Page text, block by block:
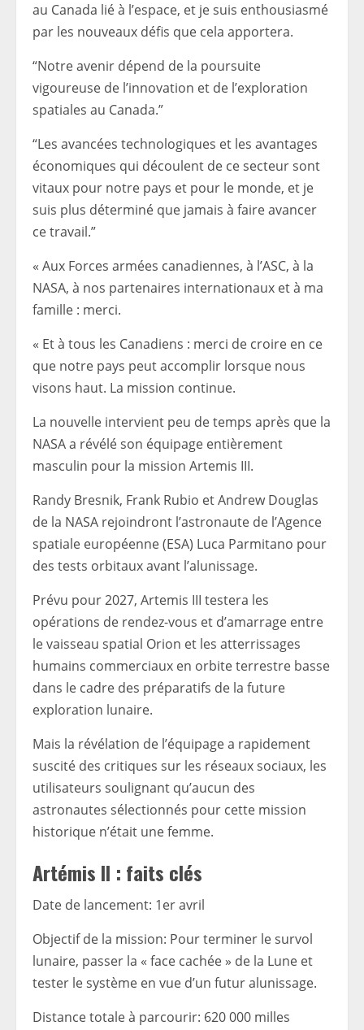
au Canada lié à l’espace, et je suis enthousiasmé
par les nouveaux défis que cela apportera.
“Notre avenir dépend de la poursuite
vigoureuse de l’innovation et de l’exploration
spatiales au Canada.”
“Les avancées technologiques et les avantages
économiques qui découlent de ce secteur sont
vitaux pour notre pays et pour le monde, et je
suis plus déterminé que jamais à faire avancer
ce travail.”
« Aux Forces armées canadiennes, à l’ASC, à la
NASA, à nos partenaires internationaux et à ma
famille : merci.
« Et à tous les Canadiens : merci de croire en ce
que notre pays peut accomplir lorsque nous
visons haut. La mission continue.
La nouvelle intervient peu de temps après que la
NASA a révélé son équipage entièrement
masculin pour la mission Artemis III.
Randy Bresnik, Frank Rubio et Andrew Douglas
de la NASA rejoindront l’astronaute de l’Agence
spatiale européenne (ESA) Luca Parmitano pour
des tests orbitaux avant l’alunissage.
Prévu pour 2027, Artemis III testera les
opérations de rendez-vous et d’amarrage entre
le vaisseau spatial Orion et les atterrissages
humains commerciaux en orbite terrestre basse
dans le cadre des préparatifs de la future
exploration lunaire.
Mais la révélation de l’équipage a rapidement
suscité des critiques sur les réseaux sociaux, les
utilisateurs soulignant qu’aucun des
astronautes sélectionnés pour cette mission
historique n’était une femme.
Artémis II : faits clés
Date de lancement: 1er avril
Objectif de la mission: Pour terminer le survol
lunaire, passer la « face cachée » de la Lune et
tester le système en vue d’un futur alunissage.
Distance totale à parcourir: 620 000 milles